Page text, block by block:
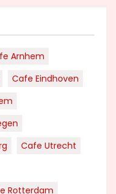
Arnhem
Cafe Eindhoven
Cafe Utrecht
Rotterdam